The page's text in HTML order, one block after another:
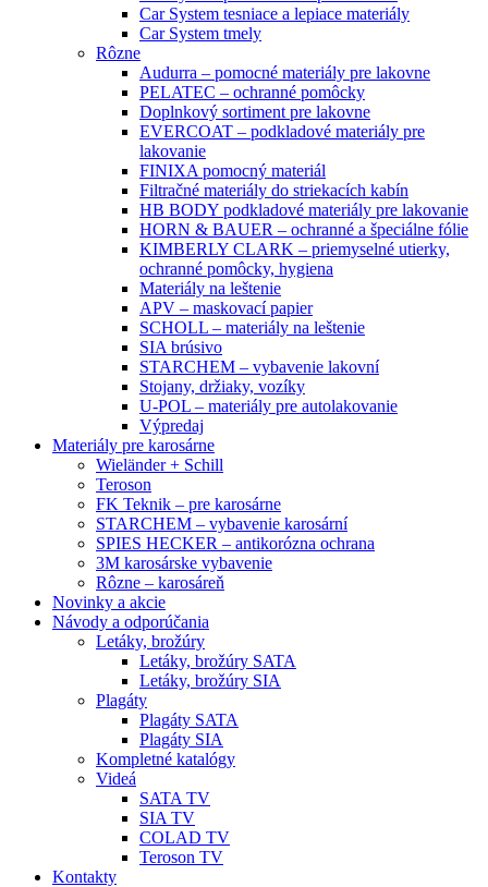
Car System tesniace a lepiace materiály
Car System tmely
Rôzne
Audurra – pomocné materiály pre lakovne
PELATEC – ochranné pomôcky
Doplnkový sortiment pre lakovne
EVERCOAT – podkladové materiály pre
lakovanie
FINIXA pomocný materiál
Filtračné materiály do striekacích kabín
HB BODY podkladové materiály pre lakovanie
HORN & BAUER – ochranné a špeciálne fólie
KIMBERLY CLARK – priemyselné utierky,
ochranné pomôcky, hygiena
Materiály na leštenie
APV – maskovací papier
SCHOLL – materiály na leštenie
SIA brúsivo
STARCHEM – vybavenie lakovní
Stojany, držiaky, vozíky
U-POL – materiály pre autolakovanie
Výpredaj
Materiály pre karosárne
Wieländer + Schill
Teroson
FK Teknik – pre karosárne
STARCHEM – vybavenie karosární
SPIES HECKER – antikorózna ochrana
3M karosárske vybavenie
Rôzne – karosáreň
Novinky a akcie
Návody a odporúčania
Letáky, brožúry
Letáky, brožúry SATA
Letáky, brožúry SIA
Plagáty
Plagáty SATA
Plagáty SIA
Kompletné katalógy
Videá
SATA TV
SIA TV
COLAD TV
Teroson TV
Kontakty